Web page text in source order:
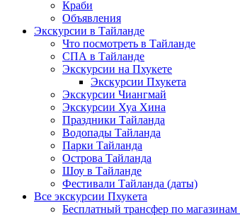
Краби
Объявления
Экскурсии в Тайланде
Что посмотреть в Тайланде
СПА в Тайланде
Экскурсии на Пхукете
Экскурсии Пхукета
Экскурсии Чиангмай
Экскурсии Хуа Хина
Праздники Тайланда
Водопады Тайланда
Парки Тайланда
Острова Тайланда
Шоу в Тайланде
Фестивали Тайланда (даты)
Все экскурсии Пхукета
Бесплатный трансфер по магазинам